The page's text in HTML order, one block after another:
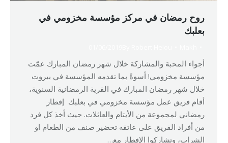
روح رمضان في مركز مؤسسة مخزومي في
بعلبك
أجواء المحبة والمشاركة خلال شهر رمضان المبارك عمّت
مؤسسة مخزومي! أسوةً بما تقدمه المؤسسة في بيروت
خلال شهر رمضان المبارك في القرية الرمضانية السنوية،
أقام فريق عمل مؤسسة مخزومي في بعلبك إفطار
رمضاني لمجموعة من الأيتام والعائلات. حيث أخذ كل فرد
من أفراد الفريق على عاتقه تحضير صنف من الطعام او
الشراب، وتشاركوا الإفطار مع…